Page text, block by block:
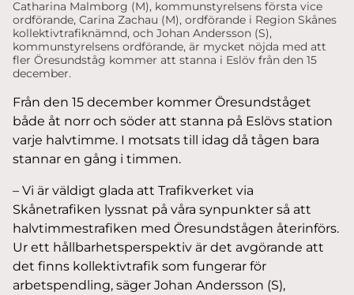
Catharina Malmborg (M), kommunstyrelsens första vice
ordförande, Carina Zachau (M), ordförande i Region Skånes
kollektivtrafiknämnd, och Johan Andersson (S),
kommunstyrelsens ordförande, är mycket nöjda med att
fler Öresundståg kommer att stanna i Eslöv från den 15
december.
Från den 15 december kommer Öresundståget
både åt norr och söder att stanna på Eslövs station
varje halvtimme. I motsats till idag då tågen bara
stannar en gång i timmen.
– Vi är väldigt glada att Trafikverket via
Skånetrafiken lyssnat på våra synpunkter så att
halvtimmestrafiken med Öresundstågen återinförs.
Ur ett hållbarhetsperspektiv är det avgörande att
det finns kollektivtrafik som fungerar för
arbetspendling, säger Johan Andersson (S),